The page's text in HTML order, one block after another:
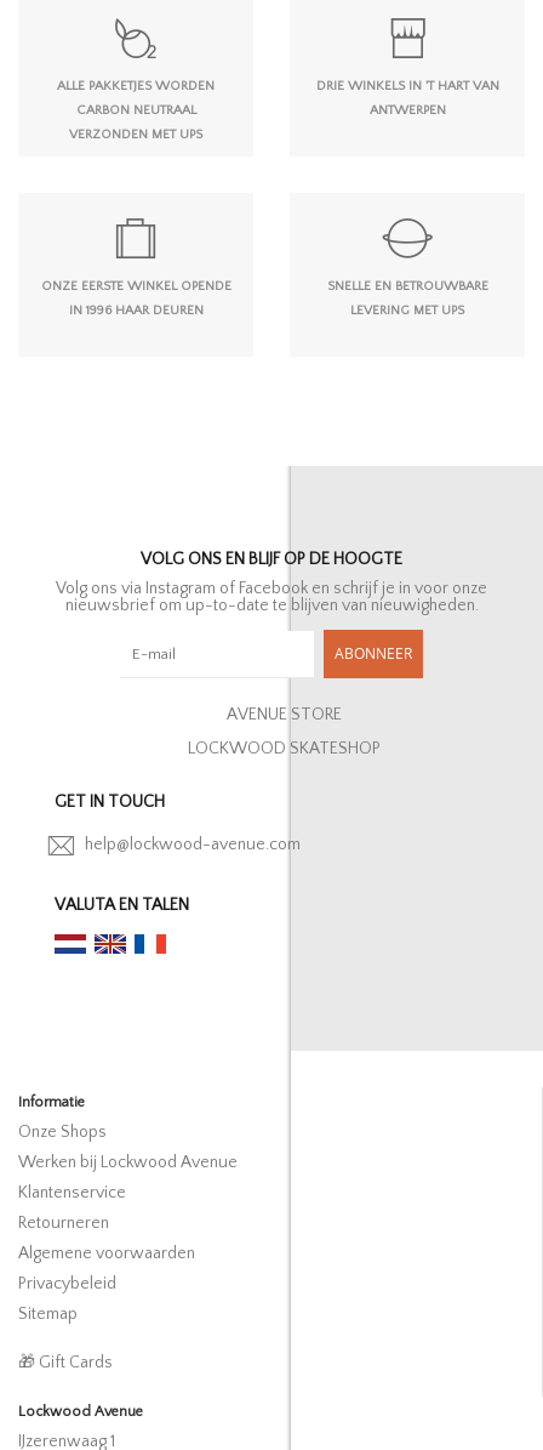
ALLE PAKKETJES WORDEN
CARBON NEUTRAAL
VERZONDEN MET UPS
DRIE WINKELS IN 'T HART VAN
ANTWERPEN
ONZE EERSTE WINKEL OPENDE
IN 1996 HAAR DEUREN
SNELLE EN BETROUWBARE
LEVERING MET UPS
VOLG ONS EN BLIJF OP DE HOOGTE
Volg ons via Instagram of Facebook en schrijf je in voor onze
nieuwsbrief om up-to-date te blijven van nieuwigheden.
ABONNEER
AVENUE STORE
LOCKWOOD SKATESHOP
GET IN TOUCH
help@lockwood-avenue.com
VALUTA EN TALEN
Informatie
Onze Shops
Werken bij Lockwood Avenue
Klantenservice
Retourneren
Algemene voorwaarden
Privacybeleid
Sitemap
🎁 Gift Cards
Lockwood Avenue
IJzerenwaag 1